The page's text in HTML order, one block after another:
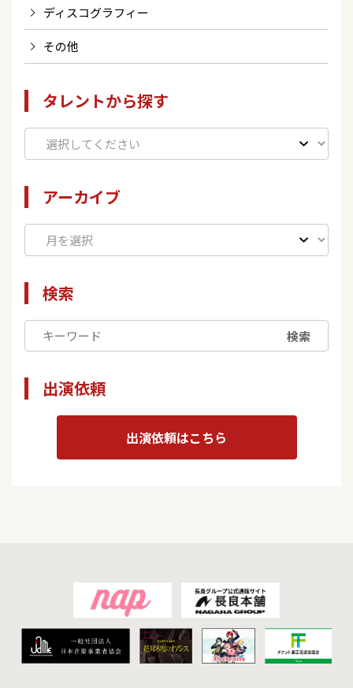
ディスコグラフィー
その他
タレントから探す
アーカイブ
検索
検索
出演依頼
出演依頼はこちら